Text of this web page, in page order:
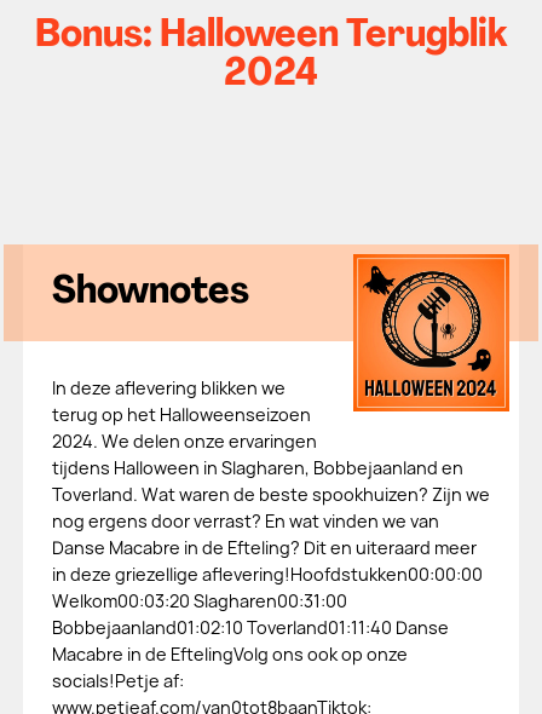
Bonus: Halloween Terugblik
2024
Shownotes
In deze aflevering blikken we
terug op het Halloweenseizoen
2024. We delen onze ervaringen
tijdens Halloween in Slagharen, Bobbejaanland en
Toverland. Wat waren de beste spookhuizen? Zijn we
nog ergens door verrast? En wat vinden we van
Danse Macabre in de Efteling? Dit en uiteraard meer
in deze griezellige aflevering!Hoofdstukken00:00:00
Welkom00:03:20 Slagharen00:31:00
Bobbejaanland01:02:10 Toverland01:11:40 Danse
Macabre in de EftelingVolg ons ook op onze
socials!Petje af:
www.petjeaf.com/van0tot8baanTiktok: